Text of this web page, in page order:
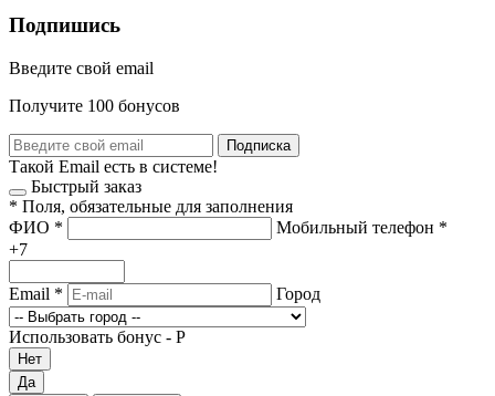
Подпишись
Введите свой email
Получите 100 бонусов
Подписка
Такой Email есть в системе!
Быстрый заказ
* Поля, обязательные для заполнения
ФИО * Мобильный телефон *
+7
Email * Город
Использовать бонус - Р
Нет
Да